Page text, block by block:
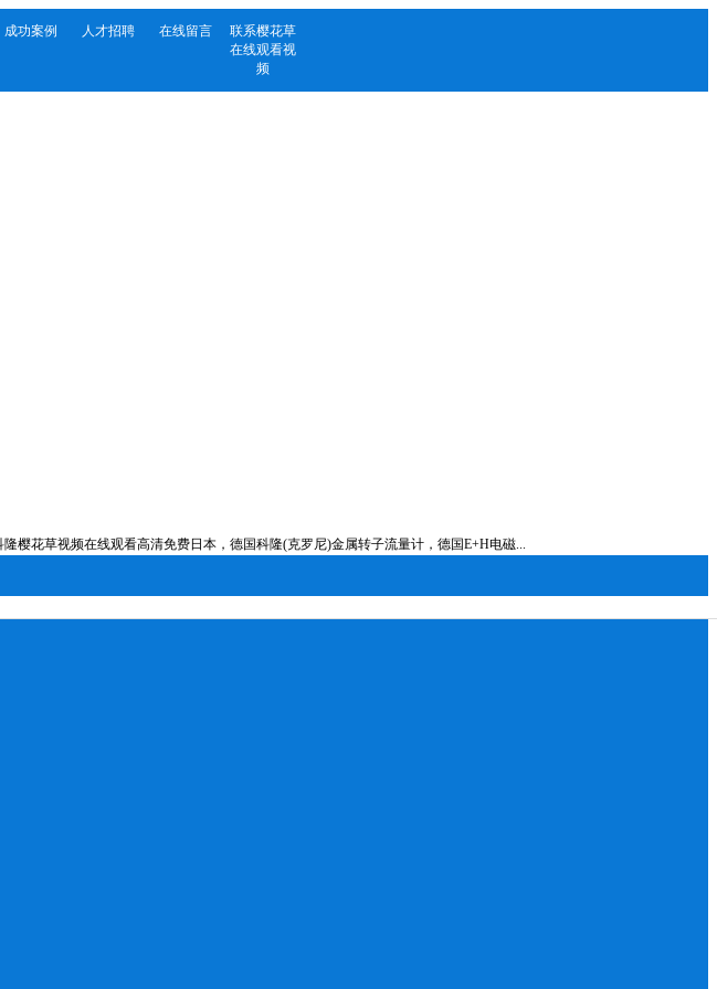
成功案例 人才招聘 在线留言
联系樱花草
在线观看视
频
樱花草视频在线观看高清免费日本，德国科隆(克罗尼)金属转子流量计，德国E+H电磁...